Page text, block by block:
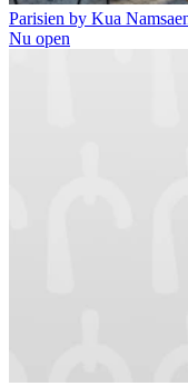
Parisien by Kua
Nu open